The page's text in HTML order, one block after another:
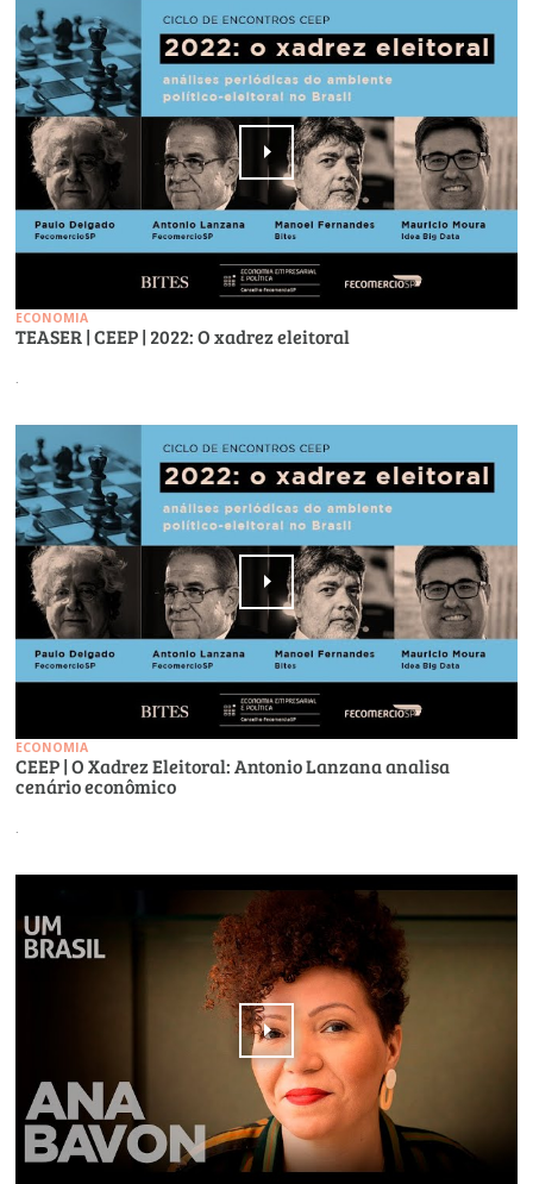
ECONOMIA
TEASER | CEEP | 2022: O xadrez eleitoral
.
ECONOMIA
CEEP | O Xadrez Eleitoral: Antonio Lanzana analisa
cenário econômico